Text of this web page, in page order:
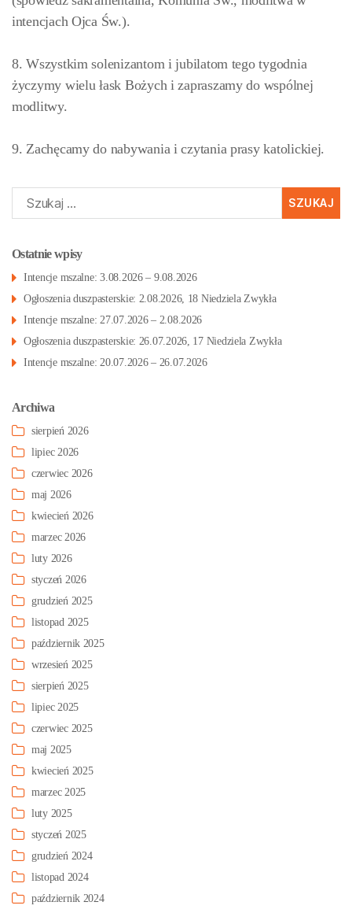
intencjach Ojca Św.).
8. Wszystkim solenizantom i jubilatom tego tygodnia
życzymy wielu łask Bożych i zapraszamy do wspólnej
modlitwy.
9. Zachęcamy do nabywania i czytania prasy katolickiej.
Szukaj:
Ostatnie wpisy
Intencje mszalne: 3.08.2026 – 9.08.2026
Ogłoszenia duszpasterskie: 2.08.2026, 18 Niedziela Zwykła
Intencje mszalne: 27.07.2026 – 2.08.2026
Ogłoszenia duszpasterskie: 26.07.2026, 17 Niedziela Zwykła
Intencje mszalne: 20.07.2026 – 26.07.2026
Archiwa
sierpień 2026
lipiec 2026
czerwiec 2026
maj 2026
kwiecień 2026
marzec 2026
luty 2026
styczeń 2026
grudzień 2025
listopad 2025
październik 2025
wrzesień 2025
sierpień 2025
lipiec 2025
czerwiec 2025
maj 2025
kwiecień 2025
marzec 2025
luty 2025
styczeń 2025
grudzień 2024
listopad 2024
październik 2024